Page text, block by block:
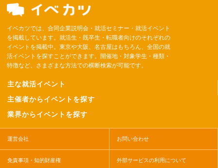
イベカツでは、合同企業説明会・就活セミナー・就活イベント
を掲載しています。就活生・既卒生・転職者向けのそれぞれの
イベントを掲載中。東京や大阪、名古屋はもちろん、全国の就
活イベントを探すことができます。開催地・対象学生・種類・
特徴など、さまざまな方法での横断検索が可能です。
主な就活イベント
主催者からイベントを探す
業界からイベントを探す
運営会社 お問い合わせ
免責事項・知的財産権 外部サービスの利用について